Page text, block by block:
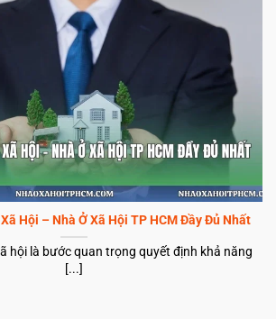
Hội – Nhà Ở Xã Hội TP HCM Đầy Đủ Nhất
hội là bước quan trọng quyết định khả năng
[...]